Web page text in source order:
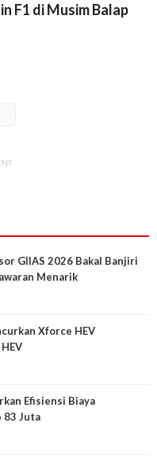
F1 di Musim Balap
GIIAS 2026 Bakal Banjiri
Menarik
Xforce HEV
Efisiensi Biaya
83 Juta